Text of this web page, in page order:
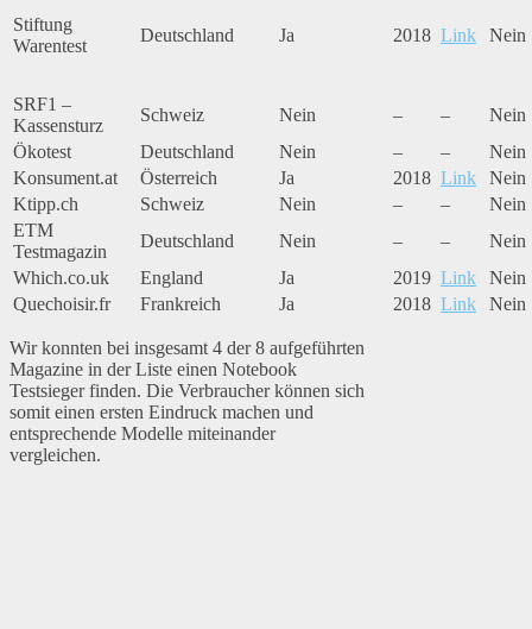
Stiftung
Warentest
Deutschland Ja 2018 Link Nein
SRF1 –
Kassensturz
Schweiz Nein – –
Nein
Ökotest
Deutschland Nein – –
Nein
Konsument.at
Österreich Ja 2018 Link
Nein
Ktipp.ch
Schweiz Nein – –
Nein
ETM
Testmagazin
Deutschland Nein – –
Nein
Which.co.uk
England Ja 2019 Link
Nein
Quechoisir.fr
Frankreich Ja 2018 Link Nein
Wir konnten bei insgesamt 4 der 8 aufgeführten
Magazine in der Liste einen Notebook
Testsieger finden. Die Verbraucher können sich
somit einen ersten Eindruck machen und
entsprechende Modelle miteinander
vergleichen.